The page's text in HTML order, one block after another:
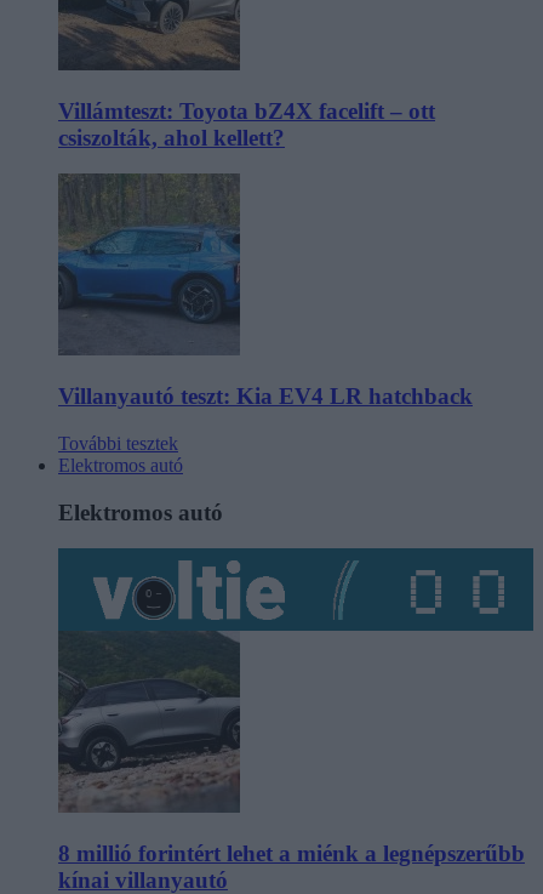
Villámteszt: Toyota bZ4X facelift – ott
csiszolták, ahol kellett?
Villanyautó teszt: Kia EV4 LR hatchback
További tesztek
Elektromos autó
Elektromos autó
8 millió forintért lehet a miénk a legnépszerűbb
kínai villanyautó